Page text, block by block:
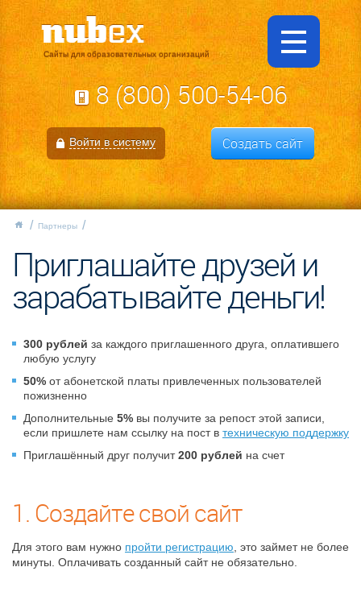
Сайты для образовательных организаций
8 (800) 500-54-06
Войти в систему Создать сайт
Партнеры
Приглашайте друзей и
зарабатывайте деньги!
300 рублей за каждого приглашенного друга, оплатившего
любую услугу
50% от абонетской платы привлеченных пользователей
пожизненно
Дополнительные 5% вы получите за репост этой записи,
если пришлете нам ссылку на пост в техническую поддержку
Приглашённый друг получит200 рублей на счет
1. Создайте свой сайт
Для этого вам нужно пройти регистрацию , это займет не более
минуты. Оплачивать созданный сайт не обязательно.